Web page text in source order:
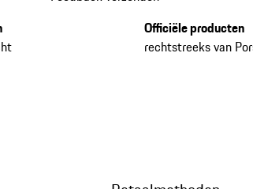
Officiële producten
rechtstreeks van